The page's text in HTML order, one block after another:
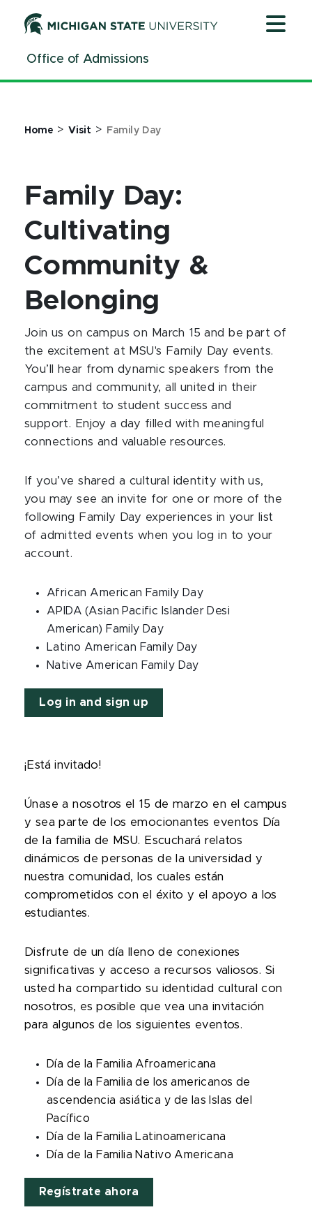
ContentOffice of Admissions
Home >Visit > Family Day
Family Day:
Cultivating
Community &
Belonging
Join us on campus on March 15 and be part of
the excitement at MSU's Family Day events.
You’ll hear from dynamic speakers from the
campus and community, all united in their
commitment to student success and
support.
Enjoy a day filled with meaningful
connections and valuable resources.
If you’ve shared a cultural identity with us,
you may see an invite for one or more of the
following Family Day experiences in your list
of admitted events when you log in to your
account.
African American Family Day
APIDA (Asian Pacific Islander Desi
American) Family Day
Latino American Family Day
Native American Family Day
Log in and sign up
¡Está invitado!
Únase a nosotros el 15 de marzo en el campus
y sea parte de los emocionantes eventos Día
de la familia de MSU. Escuchará relatos
dinámicos de personas de la universidad y
nuestra comunidad, los cuales están
comprometidos con el éxito y el apoyo a los
estudiantes.
Disfrute de un día lleno de conexiones
significativas y acceso a recursos valiosos. Si
usted ha compartido su identidad cultural con
nosotros, es posible que vea una invitación
para algunos de los siguientes eventos.
Día de la Familia Afroamericana
Día de la Familia de los americanos de
ascendencia asiática y de las Islas del
Pacífico
Día de la Familia Latinoamericana
Día de la Familia Nativo Americana
Regístrate ahora